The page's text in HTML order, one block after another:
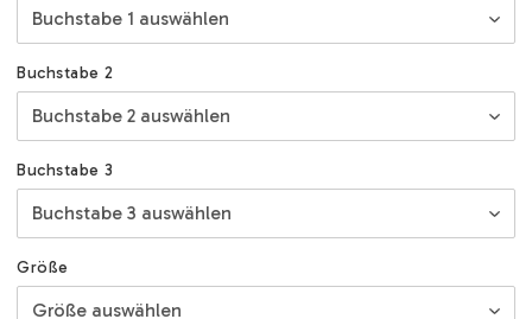
Buchstabe 2
Buchstabe 3
Größe